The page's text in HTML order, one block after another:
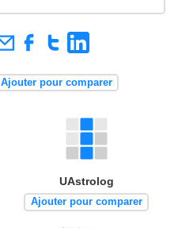
Ajouter pour comparer
UAstrolog
Ajouter pour comparer